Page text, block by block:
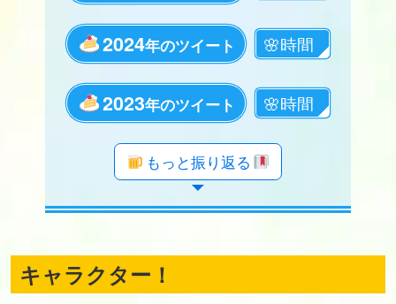
2024年のツイート
2023年のツイート
年のツイート
年のツイート
年のツイート
年のツイート
年のツイート
年のツイート
年のツイート
年のツイート
年のツイート
年のツイート
年のツイート
年のツイート
年のツイート
年のツイート
年のツイート
年のツイート
年のツイート
もっと振り返る
キャラクター！